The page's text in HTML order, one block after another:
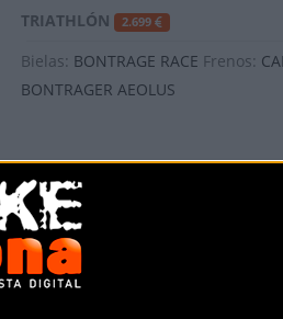
TRIATHLÓN 2.699
Bielas: BONTRAGE RACE Frenos:
BONTRAGER AEOLUS
BH GLOBAL CONCEPT
TRIATHLÓN